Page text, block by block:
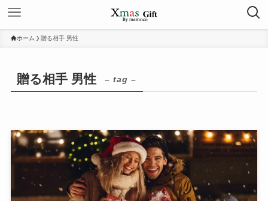
ホーム 贈る相手 男性
贈る相手 男性 – tag –